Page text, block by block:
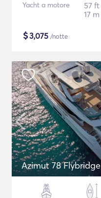
Yacht a motore
57 ft
17 m
$3,075 /notte
Azimut 78 Flybridge